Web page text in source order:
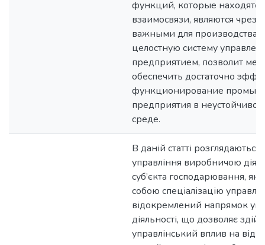
функций, которые
взаимосвязи, являются
важными для производства
целостную систему
предприятием, позволит
обеспечить достаточно
функционирование
предприятия в
среде.
В даній статті розглядаються
управління виробничою
суб’єкта господарювання,
собою спеціалізацію
відокремлений напрямок
діяльності, що дозволяє
управлінський вплив на